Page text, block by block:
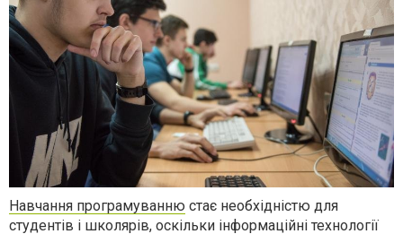
Навчання програмуванню стає необхідністю для
студентів і школярів, оскільки інформаційні технології